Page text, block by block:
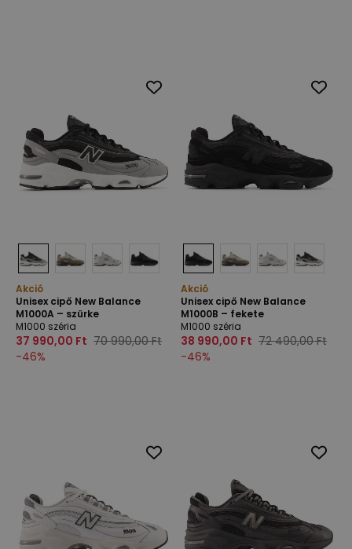
Akció
Unisex cipő New Balance
M1000A – szürke
M1000 széria
37 990,00 Ft 70 990,00 Ft
-46%
Akció
Unisex cipő New Balance
M1000B – fekete
M1000 széria
38 990,00 Ft 72 490,00 Ft
-46%